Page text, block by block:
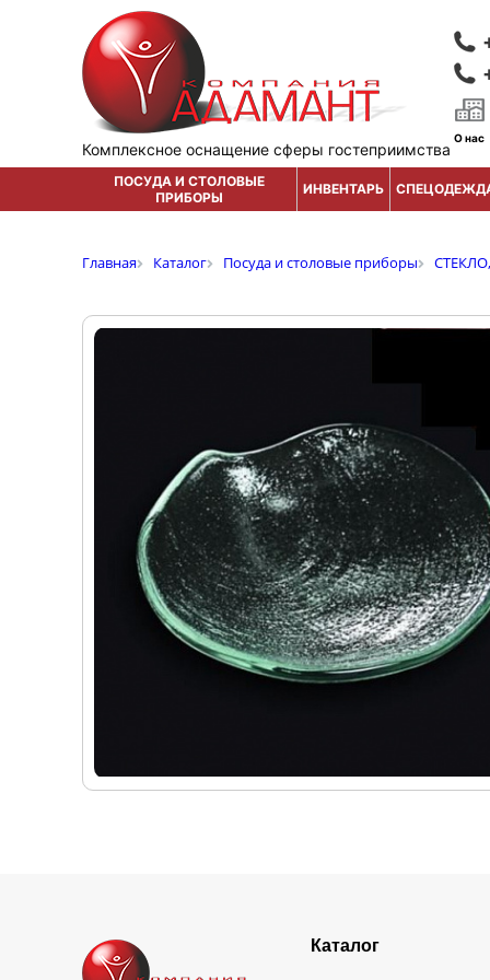
Комплексное оснащение сферы гостеприимства
О нас
ПОСУДА И СТОЛОВЫЕ
ПРИБОРЫ
ИНВЕНТАРЬ
Главная Каталог Посуда и столовые приборы
Каталог